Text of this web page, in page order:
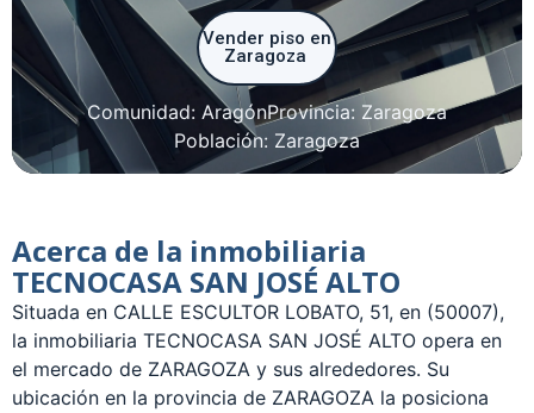
Vender piso en
Zaragoza
Comunidad: AragónProvincia: Zaragoza
Población: Zaragoza
Acerca de la inmobiliaria
TECNOCASA SAN JOSÉ ALTO
Situada en CALLE ESCULTOR LOBATO, 51, en (50007),
la inmobiliaria TECNOCASA SAN JOSÉ ALTO opera en
el mercado de ZARAGOZA y sus alrededores. Su
ubicación en la provincia de ZARAGOZA la posiciona